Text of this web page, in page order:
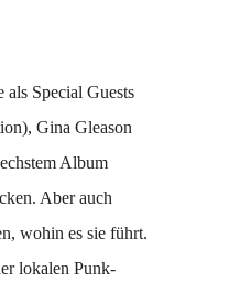
Special Guests
Gina Gleason
Album
Aber auch
wohin es sie führt.
lokalen Punk-